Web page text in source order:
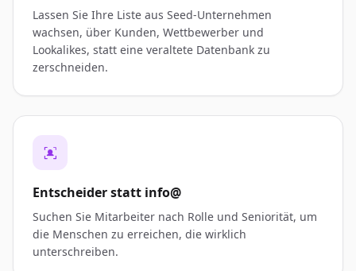
Lassen Sie Ihre Liste aus Seed-Unternehmen
wachsen, über Kunden, Wettbewerber und
Lookalikes, statt eine veraltete Datenbank zu
zerschneiden.
Entscheider statt info@
Suchen Sie Mitarbeiter nach Rolle und Seniorität, um
die Menschen zu erreichen, die wirklich
unterschreiben.